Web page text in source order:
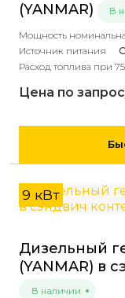
(YANMAR)
В
Мощность
Источник питания
Расход топлива при
Цена по
9 кВт
Дизельный
(YANMAR) в
В наличии